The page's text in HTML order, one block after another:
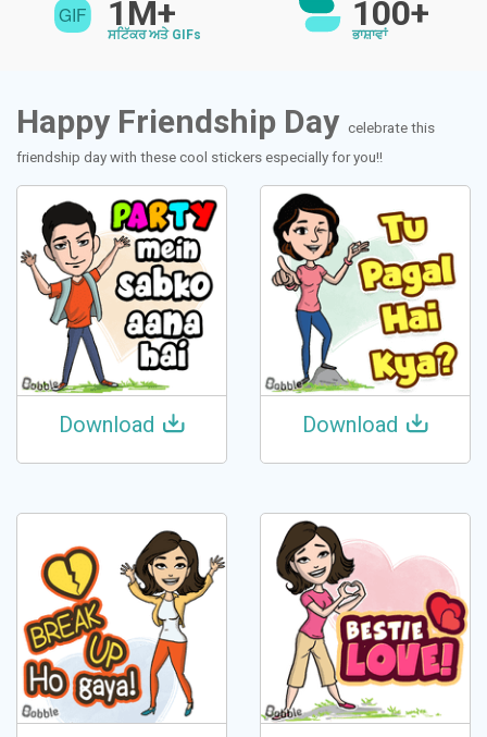
1M+
ਸਟਿੱਕਰ ਅਤੇ GIFs
100+
ਭਾਸ਼ਾਵਾਂ
Happy Friendship Day celebrate this
friendship day with these cool stickers especially for you!!
Download Download